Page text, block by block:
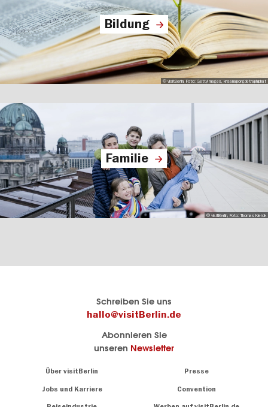
Bildung
© visitBerlin, Foto: GettyImages, krisanapongdetraphiphat
Familie
© visitBerlin, Foto: Thomas Kierok
Schreiben Sie uns
hallo@visitBerlin.de
Abonnieren Sie
unseren Newsletter
Über visitBerlin Presse
Jobs und Karriere Convention
sind
für Sie da.
Insidertipps